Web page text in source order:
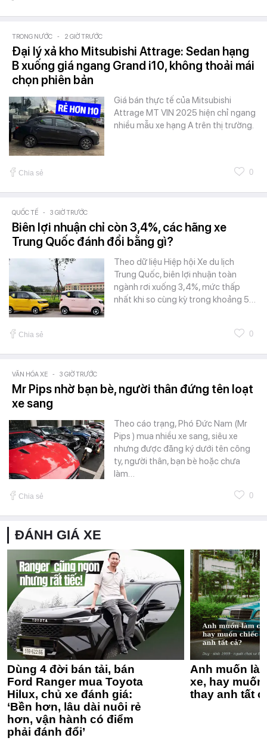
TRONG NƯỚC - 2 GIỜ TRƯỚC
Đại lý xả kho Mitsubishi Attrage: Sedan hạng
B xuống giá ngang Grand i10, không thoải mái
chọn phiên bản
Giá bán thực tế của Mitsubishi
Attrage MT VIN 2025 hiện chỉ ngang
nhiều mẫu xe hạng A trên thị trường.
Chia sẻ 0
QUỐC TẾ - 3 GIỜ TRƯỚC
Biên lợi nhuận chỉ còn 3,4%, các hãng xe
Trung Quốc đánh đổi bằng gì?
Theo dữ liệu Hiệp hội Xe du lịch
Trung Quốc, biên lợi nhuận toàn
ngành rơi xuống 3,4%, mức thấp
nhất khi so cùng kỳ trong khoảng 5…
Chia sẻ 0
VĂN HÓA XE - 3 GIỜ TRƯỚC
Mr Pips nhờ bạn bè, người thân đứng tên loạt
xe sang
Theo cáo trạng, Phó Đức Nam (Mr
Pips ) mua nhiều xe sang, siêu xe
nhưng được đăng ký dưới tên công
ty, người thân, bạn bè hoặc chưa
làm…
Chia sẻ 0
ĐÁNH GIÁ XE
Dùng 4 đời bán tải, bán
Ford Ranger mua Toyota
Hilux, chủ xe đánh giá:
‘Bền hơn, lâu dài nuôi rẻ
hơn, vận hành có điểm
phải đánh đổi’
Anh muốn
xe, hay
thay anh tất